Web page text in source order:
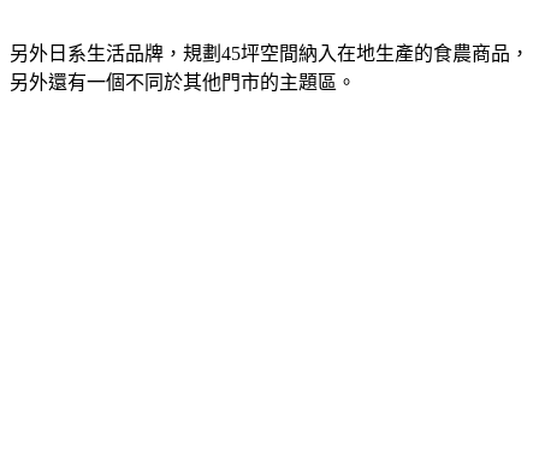
另外日系生活品牌，規劃45坪空間納入在地生產的食農商品，
另外還有一個不同於其他門市的主題區。